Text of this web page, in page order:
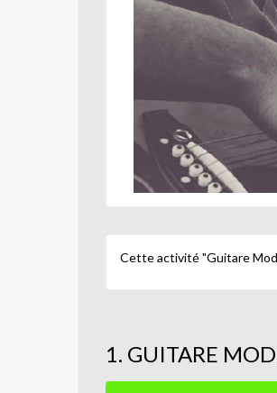
Cette activité "Guitare
1. GUITARE